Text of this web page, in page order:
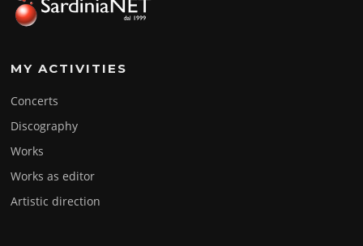
MY ACTIVITIES
Concerts
Discography
Works
Works as editor
Artistic direction